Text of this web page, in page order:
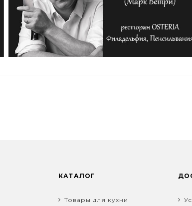
КАТАЛОГ
Товары для кухни